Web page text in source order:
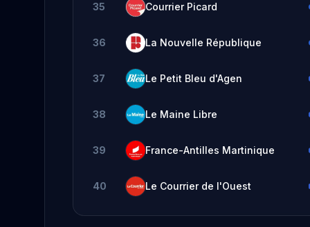
35 Courrier Picard
36 La Nouvelle République
37 Le Petit Bleu d'Agen
38 Le Maine Libre
39 France-Antilles Martinique
40 Le Courrier de l'Ouest